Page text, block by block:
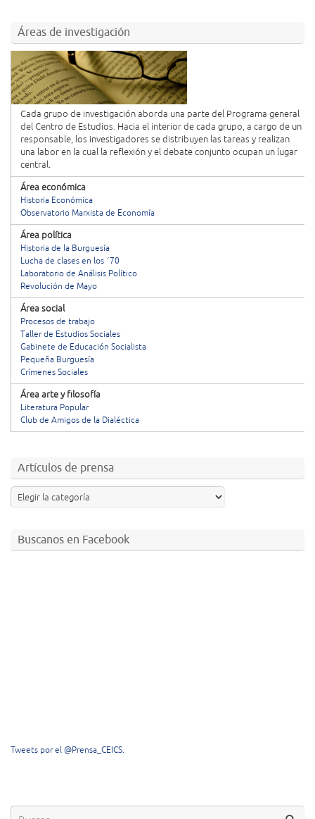
Áreas de investigación
Cada grupo de investigación aborda una parte del Programa general
del Centro de Estudios. Hacia el interior de cada grupo, a cargo de un
responsable, los investigadores se distribuyen las tareas y realizan
una labor en la cual la reflexión y el debate conjunto ocupan un lugar
central.
Área económica
Historia Económica
Observatorio Marxista de Economía
Área política
Historia de la Burguesía
Lucha de clases en los ´70
Laboratorio de Análisis Político
Revolución de Mayo
Área social
Procesos de trabajo
Taller de Estudios Sociales
Gabinete de Educación Socialista
Pequeña Burguesía
Crímenes Sociales
Área arte y filosofía
Literatura Popular
Club de Amigos de la Dialéctica
Artículos de prensa
Buscanos en Facebook
Tweets por el @Prensa_CEICS.